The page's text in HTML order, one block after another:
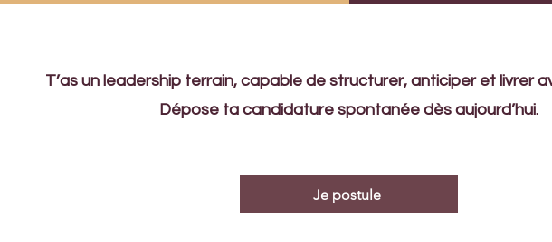
T’as un leadership terrain, capable de structurer, anticiper et livrer
Dépose ta candidature spontanée dès aujourd’hui.
Je postule